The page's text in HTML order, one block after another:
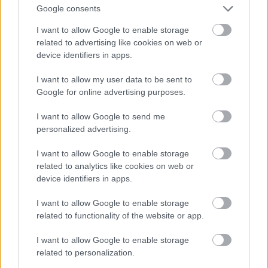
Google consents
I want to allow Google to enable storage
related to advertising like cookies on web or
device identifiers in apps.
I want to allow my user data to be sent to
Google for online advertising purposes.
I want to allow Google to send me
personalized advertising.
I want to allow Google to enable storage
related to analytics like cookies on web or
device identifiers in apps.
I want to allow Google to enable storage
related to functionality of the website or app.
I want to allow Google to enable storage
related to personalization.
Saját bevallása szerint az a védjegye, hogy tökéletes
a haja.
Jön még kép!